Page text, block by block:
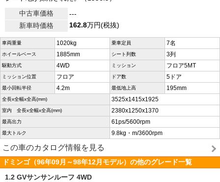
中古車価格
---
新車時価格
162.8万円(税抜)
車両重量 1020kg 乗車定員 7名
ホイールベース 1885mm シート列数 3列
駆動方式 4WD ミッション フロア5MT
ミッション位置 フロア ドア数 5ドア
最小回転半径 4.2m 最低地上高 195mm
全長x全幅x全高(mm) 3525x1415x1925
室内 全長x全幅x全高(mm) 2380x1250x1370
最高出力 61ps/5600rpm
最大トルク 9.8kg・m/3600rpm
この車のカタログ情報を見る
ドミンゴ（96年09月～98年12月モデル）の他のグレード一覧
1.2 GVサンサンルーフ 4WD